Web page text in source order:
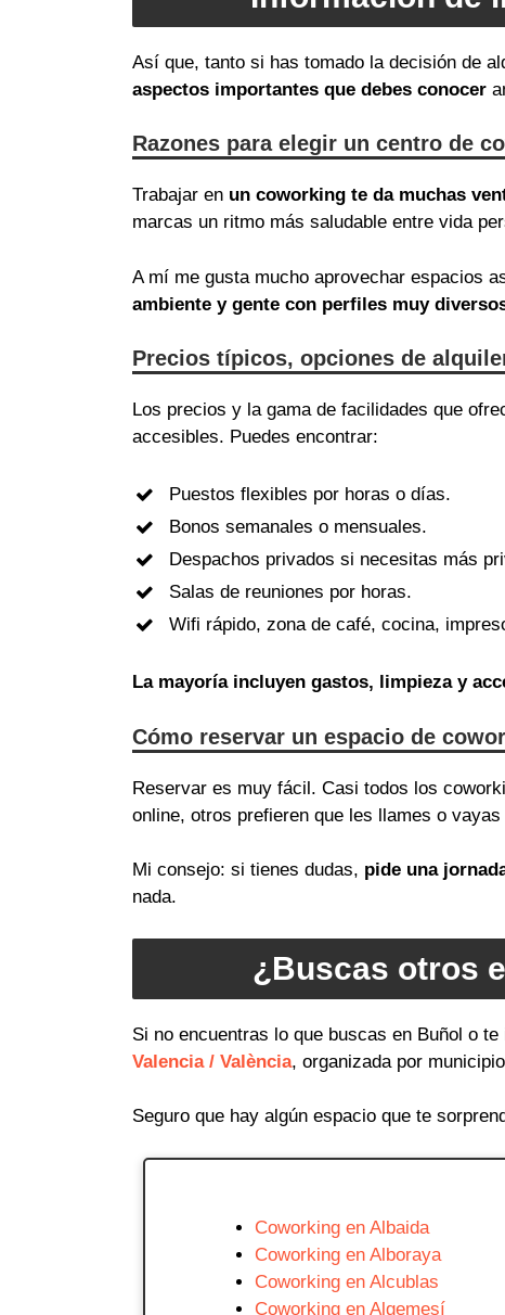
Así que, tanto si has tomado la decisión de
aspectos importantes que debes conocer
Razones para elegir un centro de
Trabajar en un coworking te da muchas
marcas un ritmo más saludable entre vida
A mí me gusta mucho aprovechar espacios
ambiente y gente con perfiles muy
Precios típicos, opciones de
Los precios y la gama de facilidades que
accesibles. Puedes encontrar:
Puestos flexibles por horas o días.
Bonos semanales o mensuales.
Despachos privados si necesitas más
Salas de reuniones por horas.
Wifi rápido, zona de café, cocina,
La mayoría incluyen gastos, limpieza y
Cómo reservar un espacio de
Reservar es muy fácil. Casi todos los
online, otros prefieren que les llames o
Mi consejo: si tienes dudas, pide una
nada.
¿Buscas otros
Si no encuentras lo que buscas en Buñol o
Valencia / València, organizada por
Seguro que hay algún espacio que te
Coworking en Albaida
Coworking en Alboraya
Coworking en Alcublas
Coworking en Algemesí